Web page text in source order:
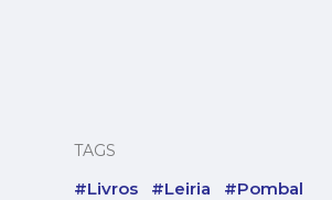
TAGS
#Livros #Leiria #Pombal